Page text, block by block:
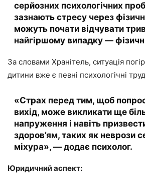
серйозних психологічних
зазнають стресу через
можуть почати відчувати
найгіршому випадку —
За словами Хранітель, ситуація
дитини вже є певні психологічні
«Страх перед тим, щоб
вихід, може викликати ще
напруження і навіть
здоров’ям, таких як неврози
міхура», — додає психолог.
Юридичний аспект: